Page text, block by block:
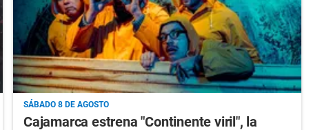
SÁBADO 8 DE AGOSTO
Cajamarca estrena "Continente viril", la